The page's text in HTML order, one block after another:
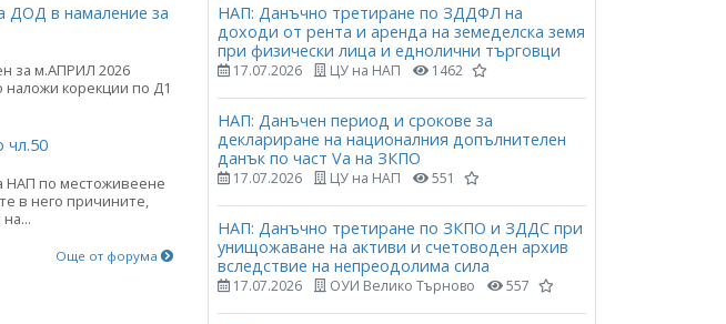
ДОД в намаление за
за м.АПРИЛ 2026
корекции по Д1
чл.50
НАП по местоживеене
в него причините,
Още от форума
НАП: Данъчно третиране по ЗДДФЛ на
доходи от рента и аренда на земеделска земя
при физически лица и еднолични търговци
17.07.2026 ЦУ на НАП 1462
НАП: Данъчен период и срокове за
деклариране на националния допълнителен
данък по част Vа на ЗКПО
17.07.2026 ЦУ на НАП 551
НАП: Данъчно третиране по ЗКПО и ЗДДС при
унищожаване на активи и счетоводен архив
вследствие на непреодолима сила
17.07.2026 ОУИ Велико Търново 557